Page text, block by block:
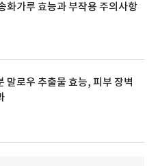
화가루 효능과 부작용 주의사항
말로우 추출물 효능, 피부 장벽